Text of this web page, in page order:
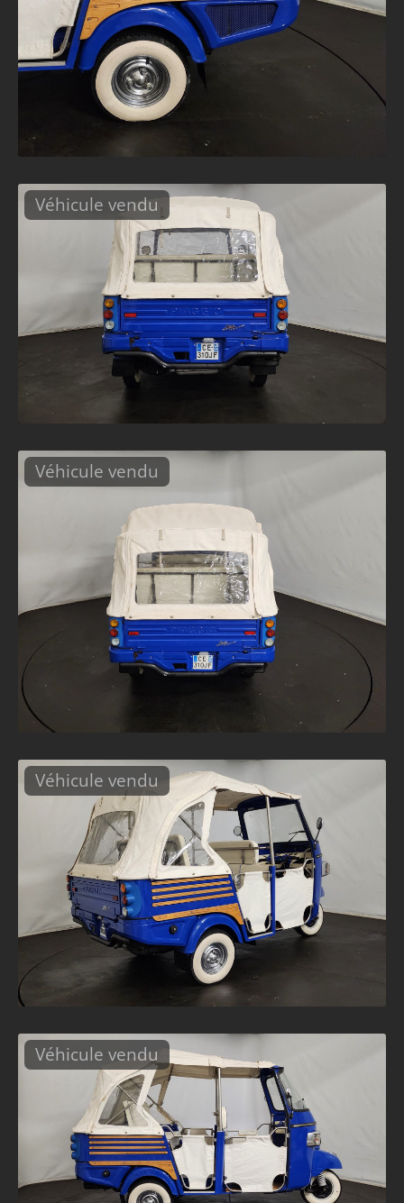
Véhicule vendu
Véhicule vendu
Véhicule vendu
Véhicule vendu